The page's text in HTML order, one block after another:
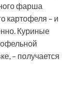
фарша
картофеля – и
Куриные
– получается